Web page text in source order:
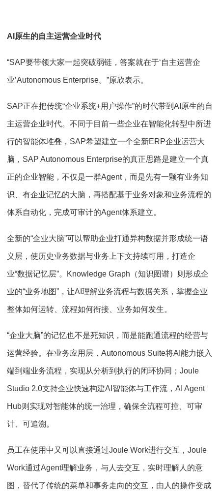
AI原生的自主运营企业时代
“SAP要带领大家一起突破弱链，答案就在于‘自主运营企
业’Autonomous Enterprise。”原欣表示。
SAP正在把传统“企业系统+用户操作”的时代带到AI原生的自
主运营企业时代。不同于目前一些企业在智能化转型中所进
行的智能体堆叠，SAP希望建立一个全新ERP企业运营大
脑，SAP Autonomous Enterprise的真正思路是建立一个真
正的企业智能，不仅是一群Agent，而是先有一颗有业务知
识、有企业记忆的大脑，再搭配基于业务对象和业务流程的
体系自动化，完成可审计的Agent体系建立。
全新的“企业大脑”可以帮助企业打通异构数据并形成统一语
义层，使历史业务数据与业务上下文持续可用，打造企
业“数据记忆层”。Knowledge Graph（知识图谱）则形成企
业的“业务地图”，让AI理解业务流程与数据关系，掌握企业
整体如何运转、流程如何衔接、业务如何发生。
“企业大脑”的记忆也不是死知识，而是能跑通流程的经营与
运营经验。在业务应用层，Autonomous Suite将AI能力嵌入
端到端业务流程，实现从分析到执行的闭环协同；Joule
Studio 2.0支持企业快速构建AI智能体与工作流，AI Agent
Hub则实现对智能体的统一治理，确保全流程可控、可审
计、可追溯。
员工在使用中又可以直接通过Joule Work进行交互，Joule
Work通过Agent理解业务，与人去交互，实时理解人的意
图，替代了传统的菜单和事务走向的交互，由人的操作变成